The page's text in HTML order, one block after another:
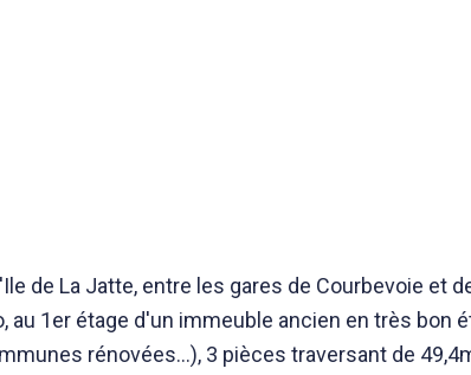
de La Jatte, entre les gares de Courbevoie et
1er étage d'un immeuble ancien en très bon
rénovées...), 3 pièces traversant de